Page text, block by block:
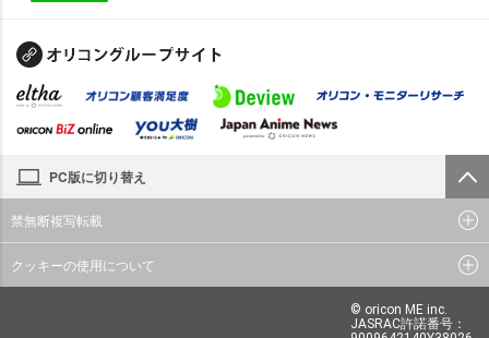
PC版に切り替え
禁無断複写転載
クッキーの使用について
© oricon ME inc.
JASRAC許諾番号：